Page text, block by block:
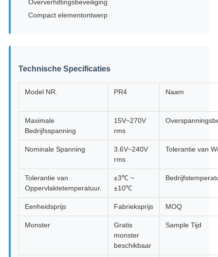
Oververhittingsbeveiliging
Compact elementontwerp
Technische Specificaties
Model NR. PR4 Naam
Maximale
Bedrijfsspanning
15V~270V
rms
Nominale Spanning
3.6V~240V
rms
Tolerantie van
Tolerantie van
Oppervlaktetemperatuur.
±3℃ ~
±10℃
Eenheidsprijs Fabrieksprijs MOQ
Monster
Gratis
monster
beschikbaar
Sample Tijd